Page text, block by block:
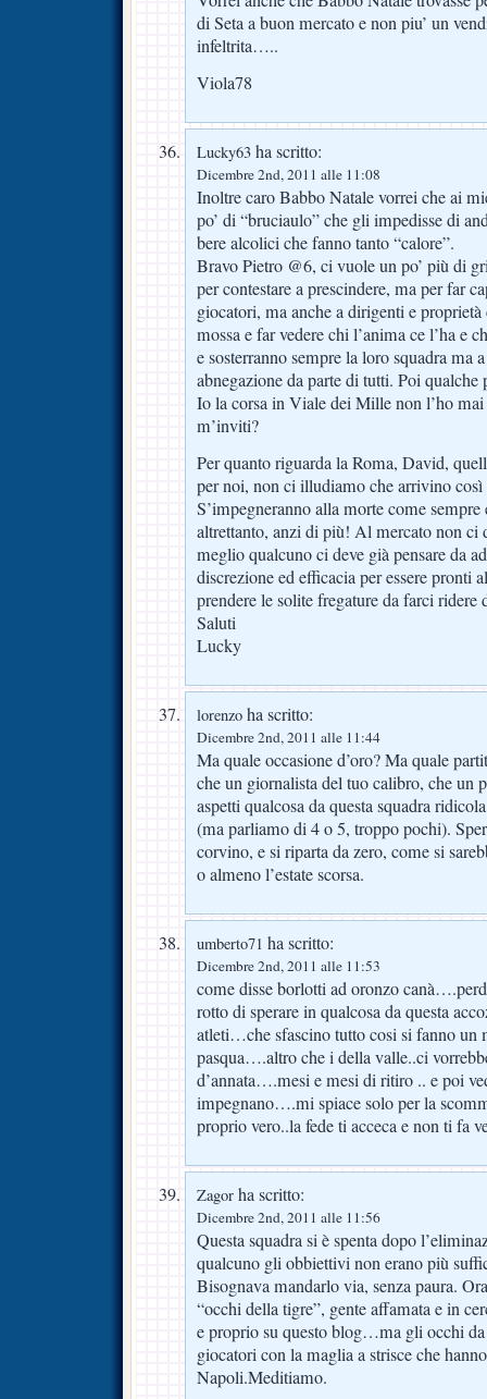
di Seta a buon mercato e non piu’ un
infeltrita…..
Viola78
Lucky63 ha scritto:
Dicembre 2nd, 2011 alle 11:08
Inoltre caro Babbo Natale vorrei che ai
po’ di “bruciaulo” che gli impedisse di
bere alcolici che fanno tanto “calore”.
Bravo Pietro @6, ci vuole un po’ più di
per contestare a prescindere, ma per far
giocatori, ma anche a dirigenti e
mossa e far vedere chi l’anima ce l’ha e
e sosterranno sempre la loro squadra ma
abnegazione da parte di tutti. Poi qualche
Io la corsa in Viale dei Mille non l’ho
m’inviti?
Per quanto riguarda la Roma, David,
per noi, non ci illudiamo che arrivino così
S’impegneranno alla morte come
altrettanto, anzi di più! Al mercato non ci
meglio qualcuno ci deve già pensare da
discrezione ed efficacia per essere pronti
prendere le solite fregature da farci ridere
Saluti
Lucky
lorenzo ha scritto:
Dicembre 2nd, 2011 alle 11:44
Ma quale occasione d’oro? Ma quale
che un giornalista del tuo calibro, che un
aspetti qualcosa da questa squadra
(ma parliamo di 4 o 5, troppo pochi).
corvino, e si riparta da zero, come si
o almeno l’estate scorsa.
umberto71 ha scritto:
Dicembre 2nd, 2011 alle 11:53
come disse borlotti ad oronzo
rotto di sperare in qualcosa da questa
atleti…che sfascino tutto cosi si fanno un
pasqua….altro che i della valle..ci
d’annata….mesi e mesi di ritiro .. e poi
impegnano….mi spiace solo per la
proprio vero..la fede ti acceca e non ti fa
Zagor ha scritto:
Dicembre 2nd, 2011 alle 11:56
Questa squadra si è spenta dopo
qualcuno gli obbiettivi non erano più
Bisognava mandarlo via, senza paura.
“occhi della tigre”, gente affamata e in
e proprio su questo blog…ma gli occhi da
giocatori con la maglia a strisce che
Napoli.Meditiamo.